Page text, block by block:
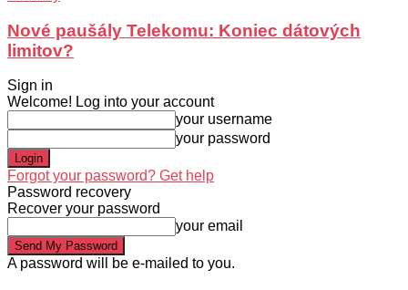
Nové paušály Telekomu: Koniec dátových
limitov?
Sign in
Welcome! Log into your account
your username
your password
Forgot your password? Get help
Password recovery
Recover your password
your email
A password will be e-mailed to you.